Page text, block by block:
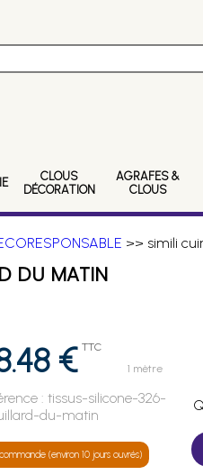
CLOUS
DÉCORATION
AGRAFES &
CLOUS
>> simili
DU MATIN
€ TTC
1 mètre
:tissus-silicone-326-
du-matin
(environ 10 jours ouvrés)